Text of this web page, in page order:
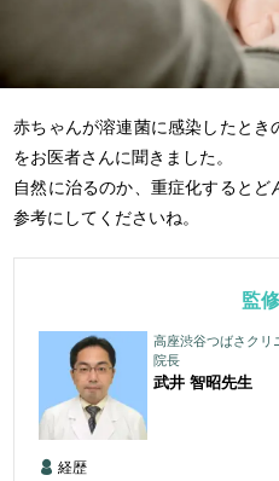
赤ちゃんが溶連菌に感染したとき
をお医者さんに聞きました。
自然に治るのか、重症化すると
参考にしてくださいね。
監
高座渋谷つばさクリ
院長
武井 智昭先生
経歴